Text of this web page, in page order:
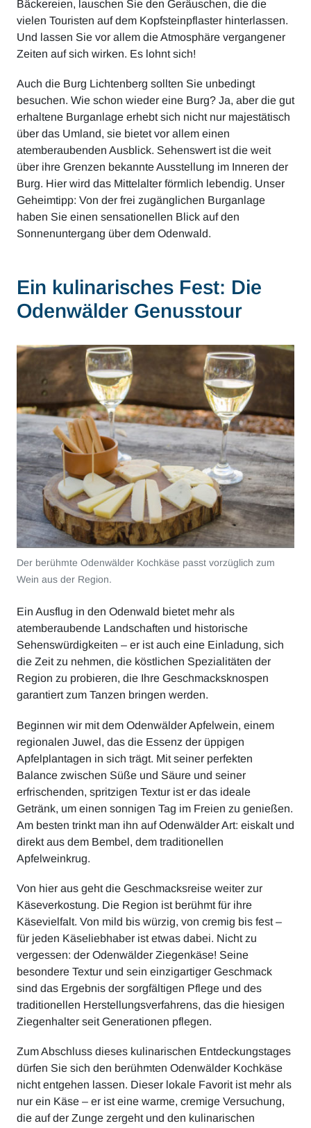
Bäckereien, lauschen Sie den Geräuschen, die die
vielen Touristen auf dem Kopfsteinpflaster hinterlassen.
Und lassen Sie vor allem die Atmosphäre vergangener
Zeiten auf sich wirken. Es lohnt sich!
Auch die Burg Lichtenberg sollten Sie unbedingt
besuchen. Wie schon wieder eine Burg? Ja, aber die gut
erhaltene Burganlage erhebt sich nicht nur majestätisch
über das Umland, sie bietet vor allem einen
atemberaubenden Ausblick. Sehenswert ist die weit
über ihre Grenzen bekannte Ausstellung im Inneren der
Burg. Hier wird das Mittelalter förmlich lebendig. Unser
Geheimtipp: Von der frei zugänglichen Burganlage
haben Sie einen sensationellen Blick auf den
Sonnenuntergang über dem Odenwald.
Ein kulinarisches Fest: Die
Odenwälder Genusstour
Der berühmte Odenwälder Kochkäse passt vorzüglich zum
Wein aus der Region.
Ein Ausflug in den Odenwald bietet mehr als
atemberaubende Landschaften und historische
Sehenswürdigkeiten – er ist auch eine Einladung, sich
die Zeit zu nehmen, die köstlichen Spezialitäten der
Region zu probieren, die Ihre Geschmacksknospen
garantiert zum Tanzen bringen werden.
Beginnen wir mit dem Odenwälder Apfelwein, einem
regionalen Juwel, das die Essenz der üppigen
Apfelplantagen in sich trägt. Mit seiner perfekten
Balance zwischen Süße und Säure und seiner
erfrischenden, spritzigen Textur ist er das ideale
Getränk, um einen sonnigen Tag im Freien zu genießen.
Am besten trinkt man ihn auf Odenwälder Art: eiskalt und
direkt aus dem Bembel, dem traditionellen
Apfelweinkrug.
Von hier aus geht die Geschmacksreise weiter zur
Käseverkostung. Die Region ist berühmt für ihre
Käsevielfalt. Von mild bis würzig, von cremig bis fest –
für jeden Käseliebhaber ist etwas dabei. Nicht zu
vergessen: der Odenwälder Ziegenkäse! Seine
besondere Textur und sein einzigartiger Geschmack
sind das Ergebnis der sorgfältigen Pflege und des
traditionellen Herstellungsverfahrens, das die hiesigen
Ziegenhalter seit Generationen pflegen.
Zum Abschluss dieses kulinarischen Entdeckungstages
dürfen Sie sich den berühmten Odenwälder Kochkäse
nicht entgehen lassen. Dieser lokale Favorit ist mehr als
nur ein Käse – er ist eine warme, cremige Versuchung,
die auf der Zunge zergeht und den kulinarischen